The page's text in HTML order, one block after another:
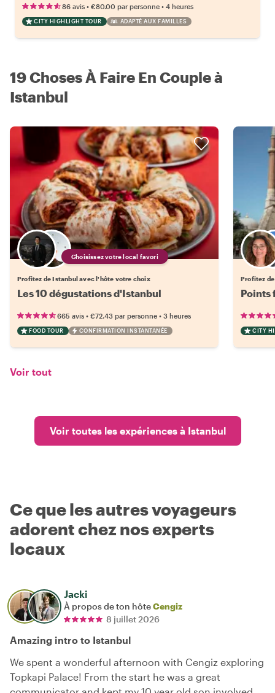
86 avis • €80.00 par personne • 4 heures
CITY HIGHLIGHT TOUR ADAPTÉ AUX FAMILLES
19 Choses À Faire En Couple à
Istanbul
Choisissez votre local favori
Profitez de Istanbul avec l'hôte votre choix
Les 10 dégustations d'Istanbul
665 avis • €72.43 par personne • 3 heures
FOOD TOUR CONFIRMATION INSTANTANÉE
Profitez
Points
CITY
Voir tout
Voir toutes les expériences à Istanbul
Ce que les autres voyageurs
adorent chez nos experts
locaux
Jacki
À propos de ton hôteCengiz
8 juillet 2026
Amazing intro to Istanbul
We spent a wonderful afternoon with Cengiz exploring
Topkapi Palace! From the start he was a great